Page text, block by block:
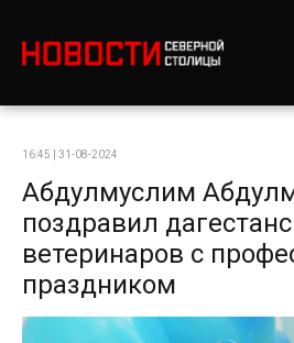
16:45 | 31-08-2024
Абдулмуслим
поздравил
ветеринаров с
праздником